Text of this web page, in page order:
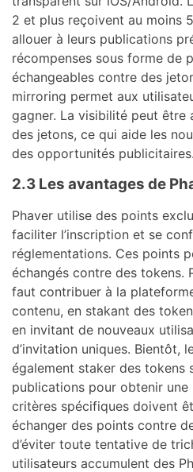
2 et plus reçoivent au moins
allouer à leurs publications
récompenses sous forme de
échangeables contre des
mirroring permet aux
gagner. La visibilité peut être
des jetons, ce qui aide les
des opportunités publicitaires.
2.3 Les avantages de
Phaver utilise des points
faciliter l’inscription et se
réglementations. Ces points
échangés contre des tokens.
faut contribuer à la
contenu, en stakant des
en invitant de nouveaux
d’invitation uniques. Bientôt,
également staker des tokens
publications pour obtenir
critères spécifiques doivent
échanger des points contre
d’éviter toute tentative de
utilisateurs accumulent des